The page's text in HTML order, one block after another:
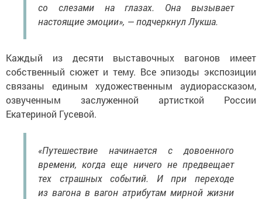
со слезами на глазах. Она вызывает
настоящие эмоции», — подчеркнул Лукша.
Каждый из десяти выставочных вагонов имеет
собственный сюжет и тему. Все эпизоды экспозиции
связаны единым художественным аудиорассказом,
озвученным заслуженной артисткой России
Екатериной Гусевой.
«Путешествие начинается с довоенного
времени, когда еще ничего не предвещает
тех страшных событий. И при переходе
из вагона в вагон атрибутам мирной жизни